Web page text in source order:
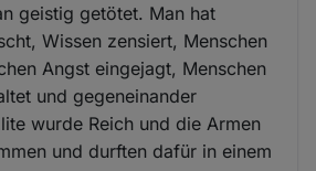
geistig getötet. Man hat
Wissen zensiert, Menschen
Angst eingejagt, Menschen
und gegeneinander
wurde Reich und die Armen
und durften dafür in einem